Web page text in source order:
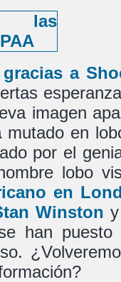
gracias a
imagen
mutado en
por el
lobo
en
Winston
han puesto